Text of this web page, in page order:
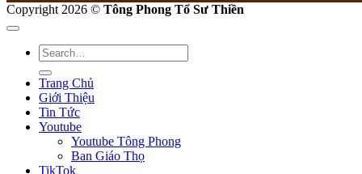
Copyright 2026 © Tông Phong Tổ Sư Thiền
Trang Chủ
Giới Thiệu
Tin Tức
Youtube
Youtube Tông Phong
Ban Giáo Thọ
TikTok